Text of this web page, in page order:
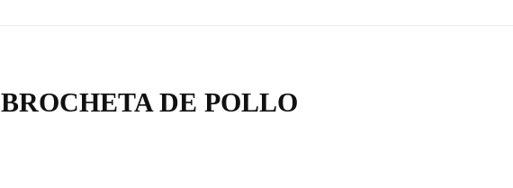
BROCHETA DE POLLO